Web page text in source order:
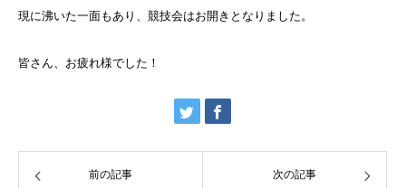
現に沸いた一面もあり、競技会はお開きとなりました。
皆さん、お疲れ様でした！
前の記事 次の記事